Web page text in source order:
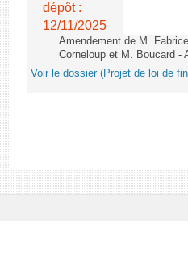
dépôt :
12/11/2025
Amendement de M.
Corneloup et M. Boucard -
Voir le dossier (Projet de loi de